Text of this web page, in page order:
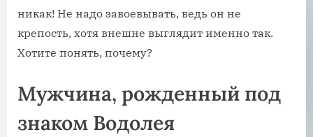
никак! Не надо завоевывать, ведь он не
крепость, хотя внешне выглядит именно так.
Хотите понять, почему?
Мужчина, рожденный под
знаком Водолея